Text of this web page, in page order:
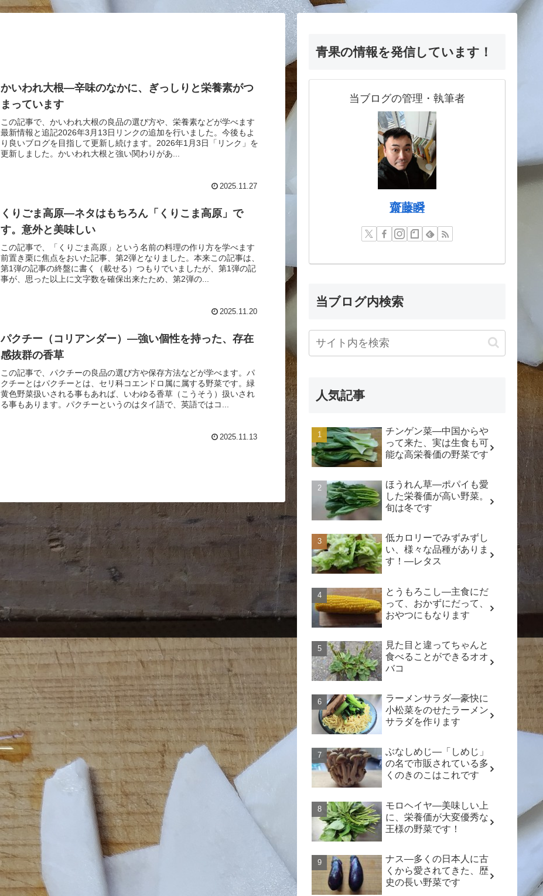
かいわれ大根―辛味のなかに、ぎっしりと栄養素がつ
まっています
この記事で、かいわれ大根の良品の選び方や、栄養素などが学べます
最新情報と追記2026年3月13日リンクの追加を行いました。今後もよ
り良いブログを目指して更新し続けます。2026年1月3日「リンク」を
更新しました。かいわれ大根と強い関わりがあ...
2025.11.27
くりごま高原―ネタはもちろん「くりこま高原」で
す。意外と美味しい
この記事で、「くりごま高原」という名前の料理の作り方を学べます
前置き栗に焦点をおいた記事、第2弾となりました。本来この記事は、
第1弾の記事の終盤に書く（載せる）つもりでいましたが、第1弾の記
事が、思った以上に文字数を確保出来たため、第2弾の...
2025.11.20
パクチー（コリアンダー）―強い個性を持った、存在
感抜群の香草
この記事で、パクチーの良品の選び方や保存方法などが学べます。パ
クチーとはパクチーとは、セリ科コエンドロ属に属する野菜です。緑
黄色野菜扱いされる事もあれば、いわゆる香草（こうそう）扱いされ
る事もあります。パクチーというのはタイ語で、英語ではコ...
2025.11.13
青果の情報を発信しています！
当ブログの管理・執筆者
齋藤瞬
当ブログ内検索
人気記事
チンゲン菜―中国からや
って来た、実は生食も可
能な高栄養価の野菜です
ほうれん草―ポパイも愛
した栄養価が高い野菜。
旬は冬です
低カロリーでみずみずし
い、様々な品種がありま
す！―レタス
とうもろこし―主食にだ
って、おかずにだって、
おやつにもなります
見た目と違ってちゃんと
食べることができるオオ
バコ
ラーメンサラダ―豪快に
小松菜をのせたラーメン
サラダを作ります
ぶなしめじ―「しめじ」
の名で市販されている多
くのきのこはこれです
モロヘイヤ―美味しい上
に、栄養価が大変優秀な
王様の野菜です！
ナス―多くの日本人に古
くから愛されてきた、歴
史の長い野菜です